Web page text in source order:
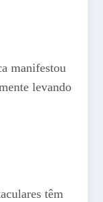
manifestou
levando
têm